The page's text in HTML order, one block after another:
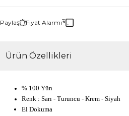
Paylaş Fiyat Alarmı
Ürün Özellikleri
% 100 Yün
Renk : Sarı - Turuncu - Krem - Siyah
El Dokuma